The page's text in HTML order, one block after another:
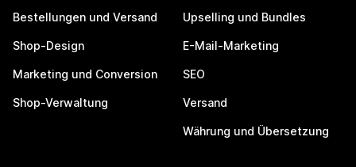
Bestellungen und Versand
Shop-Design
Marketing und Conversion
Shop-Verwaltung
Upselling und Bundles
E-Mail-Marketing
SEO
Versand
Währung und Übersetzung